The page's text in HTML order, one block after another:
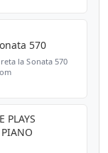
570
la Sonata 570
PLAYS